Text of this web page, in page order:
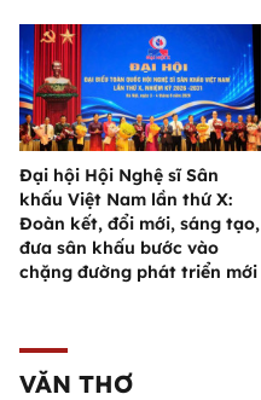
Đại hội Hội Nghệ sĩ Sân
khấu Việt Nam lần thứ X:
Đoàn kết, đổi mới, sáng tạo,
đưa sân khấu bước vào
chặng đường phát triển mới
VĂN THƠ